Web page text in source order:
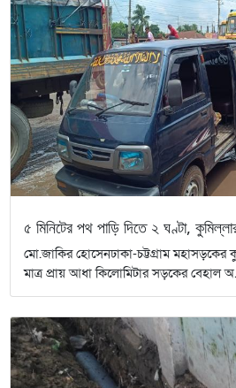
৫ মিনিটের পথ পাড়ি দিতে ২ ঘণ্টা,
মো.জাকির হোসেনঢাকা-চট্টগ্রাম
মাত্র প্রায় আধা কিলোমিটার সড়কের বেহাল